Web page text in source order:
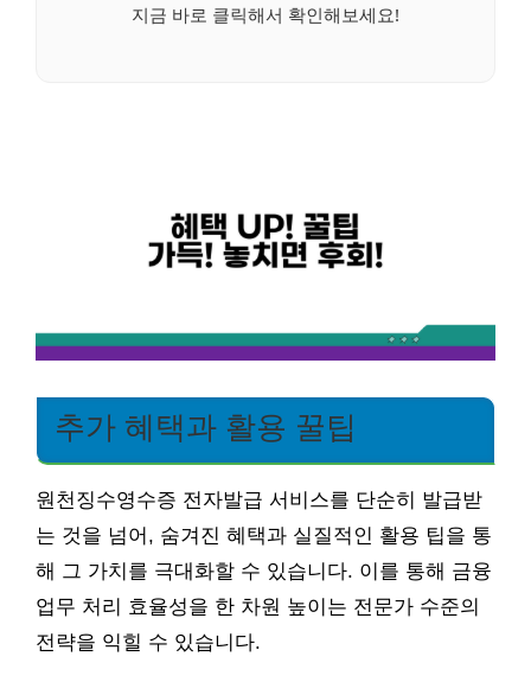
지금 바로 클릭해서 확인해보세요!
추가 혜택과 활용 꿀팁
원천징수영수증 전자발급 서비스를 단순히 발급받
는 것을 넘어, 숨겨진 혜택과 실질적인 활용 팁을 통
해 그 가치를 극대화할 수 있습니다. 이를 통해 금융
업무 처리 효율성을 한 차원 높이는 전문가 수준의
전략을 익힐 수 있습니다.